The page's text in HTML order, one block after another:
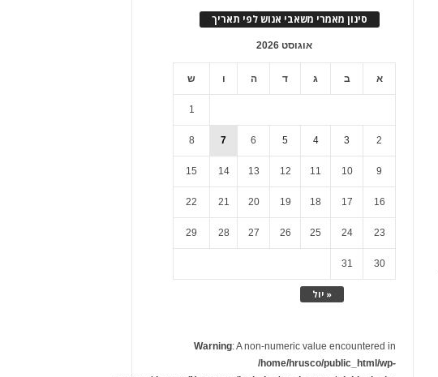
סינון מאמרי משאבי אנוש לפי תאריך
אוגוסט 2026
א ב ג ד ה ו ש
« יול
1
2
3
4
5
6
7
8
9
10
11
12
13
14
15
16
17
18
19
20
21
22
23
24
25
26
27
28
29
30
31
Warning: A non-numeric value encountered in
/home/hrusco/public_html/wp-